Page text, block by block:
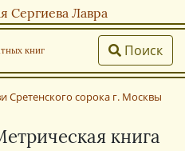
Сергиева Лавра
книг Поиск
Сретенского сорока г. Москвы
книга